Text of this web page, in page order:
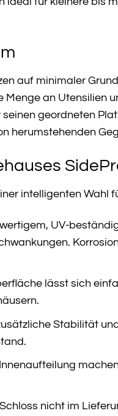
auf minimaler
an Utensilien
geordneten
herumstehenden
intelligenten Wahl
UV-
lässt sich
Stabilität
nicht im